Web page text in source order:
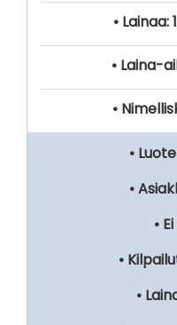
•
• Laina-
•
•
•
•
•
•